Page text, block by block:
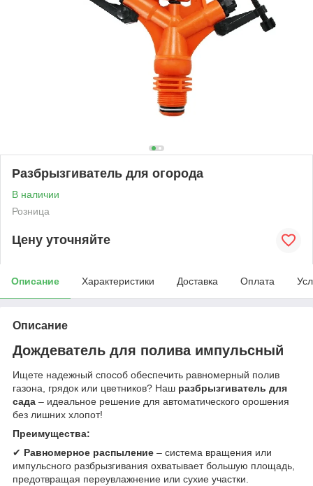
Разбрызгиватель для огорода
В наличии
Розница
Цену уточняйте
Описание Характеристики Доставка Оплата
Описание
Дождеватель для полива импульсный
Ищете надежный способ обеспечить равномерный полив
газона, грядок или цветников? Наш разбрызгиватель для
сада – идеальное решение для автоматического орошения
без лишних хлопот!
Преимущества:
✔ Равномерное распыление – система вращения или
импульсного разбрызгивания охватывает большую площадь,
предотвращая переувлажнение или сухие участки.